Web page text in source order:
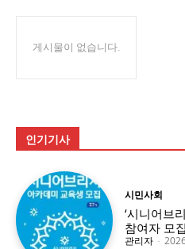
게시물이 없습니다.
인기기사
시민사회
‘시니어브
참여자 모집
관리자 -